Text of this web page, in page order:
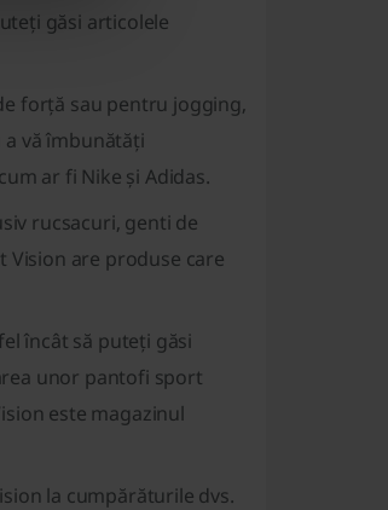
găsi articolele
forță sau pentru jogging,
vă îmbunătăți
ar fi Nike și Adidas.
rucsacuri, genti de
are produse care
încât să puteți găsi
unor pantofi sport
este magazinul
la cumpărăturile dvs.